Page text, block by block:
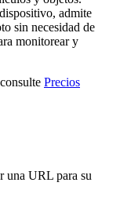
admite
sin necesidad de
monitorear y
Precios
una URL para su